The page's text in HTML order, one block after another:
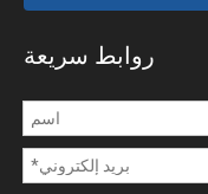
روابط سريعة